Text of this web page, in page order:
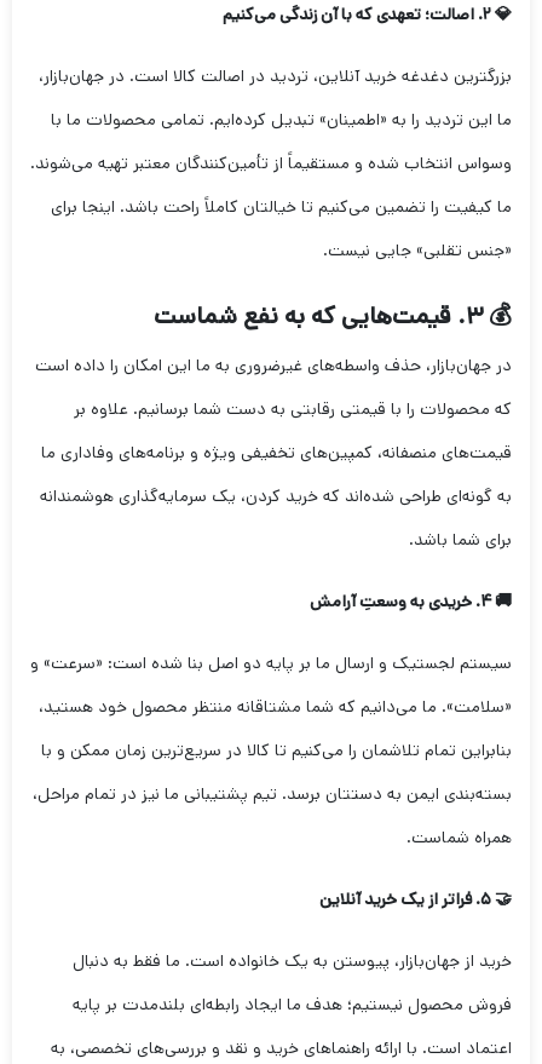
💎 ۲. اصالت؛ تعهدی که با آن زندگی می‌کنیم
بزرگترین دغدغه خرید آنلاین، تردید در اصالت کالا است. در جهان‌بازار،
ما این تردید را به «اطمینان» تبدیل کرده‌ایم. تمامی محصولات ما با
وسواس انتخاب شده و مستقیماً از تأمین‌کنندگان معتبر تهیه می‌شوند.
ما کیفیت را تضمین می‌کنیم تا خیالتان کاملاً راحت باشد. اینجا برای
«جنس تقلبی» جایی نیست.
💰 ۳. قیمت‌هایی که به نفع شماست
در جهان‌بازار، حذف واسطه‌های غیرضروری به ما این امکان را داده است
که محصولات را با قیمتی رقابتی به دست شما برسانیم. علاوه بر
قیمت‌های منصفانه، کمپین‌های تخفیفی ویژه و برنامه‌های وفاداری ما
به گونه‌ای طراحی شده‌اند که خرید کردن، یک سرمایه‌گذاری هوشمندانه
برای شما باشد.
🚚 ۴. خریدی به وسعتِ آرامش
سیستم لجستیک و ارسال ما بر پایه دو اصل بنا شده است: «سرعت» و
«سلامت». ما می‌دانیم که شما مشتاقانه منتظر محصول خود هستید،
بنابراین تمام تلاشمان را می‌کنیم تا کالا در سریع‌ترین زمان ممکن و با
بسته‌بندی ایمن به دستتان برسد. تیم پشتیبانی ما نیز در تمام مراحل،
همراه شماست.
🤝 ۵. فراتر از یک خرید آنلاین
خرید از جهان‌بازار، پیوستن به یک خانواده است. ما فقط به دنبال
فروش محصول نیستیم؛ هدف ما ایجاد رابطه‌ای بلندمدت بر پایه
اعتماد است. با ارائه راهنماهای خرید و نقد و بررسی‌های تخصصی، به